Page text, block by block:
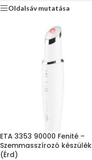
Oldalsáv mutatása
ETA 3353 90000 Fenité –
Szemmasszírozó készülék
(Érd)